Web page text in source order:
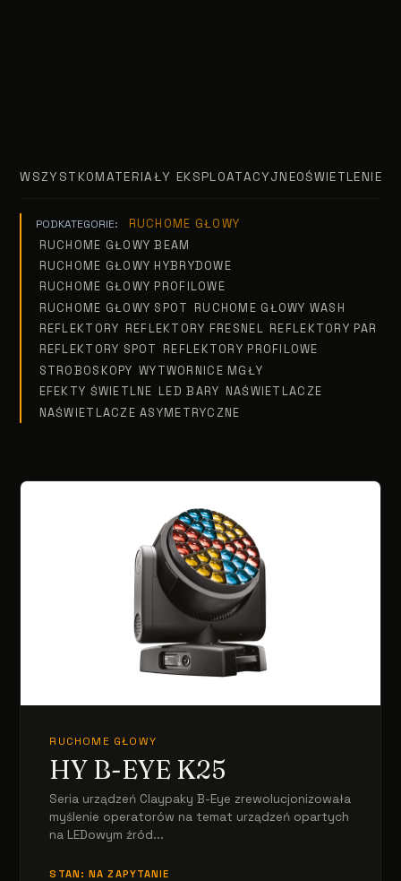
WSZYSTKOMATERIAŁY EKSPLOATACYJNEOŚWIETLENIE
PODKATEGORIE:
RUCHOME GŁOWY
RUCHOME GŁOWY BEAM
RUCHOME GŁOWY HYBRYDOWE
RUCHOME GŁOWY PROFILOWE
RUCHOME GŁOWY SPOT RUCHOME GŁOWY WASH
REFLEKTORY REFLEKTORY FRESNEL REFLEKTORY PAR
REFLEKTORY SPOT REFLEKTORY PROFILOWE
STROBOSKOPY WYTWORNICE MGŁY
EFEKTY ŚWIETLNE LED BARY NAŚWIETLACZE
NAŚWIETLACZE ASYMETRYCZNE
RUCHOME GŁOWY
HY B-EYE K25
Seria urządzeń Claypaky B-Eye zrewolucjonizowała
myślenie operatorów na temat urządzeń opartych
na LEDowym źród...
STAN: NA ZAPYTANIE